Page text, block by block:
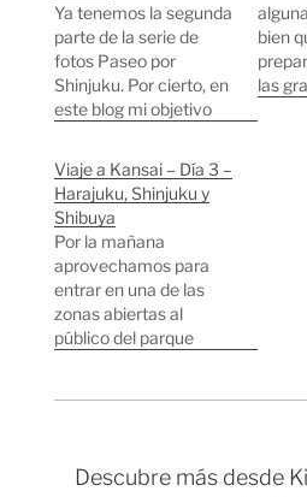
Ya tenemos la segunda
parte de la serie de
fotos Paseo por
Shinjuku. Por cierto, en
este blog mi objetivo
Japón, para eso existen
las enciclopedias como
Wikipedia donde
podéis conocer hasta
el más mínimo detalle
sobre la cultura
Japonesa. Esto lo digo,
…
bien
las
Viaje a Kansai – Día 3 –
Harajuku, Shinjuku y
Shibuya
Por la mañana
aprovechamos para
entrar en una de las
zonas abiertas al
público del parque
fotógrafos japoneses
Descubre más desde